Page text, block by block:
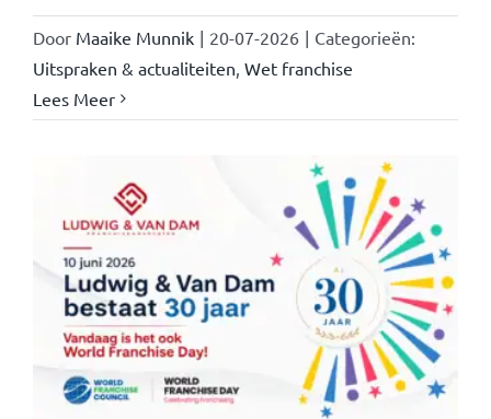
Door Maaike Munnik | 20-07-2026 | Categorieën:
Uitspraken & actualiteiten Wet franchise
Lees Meer